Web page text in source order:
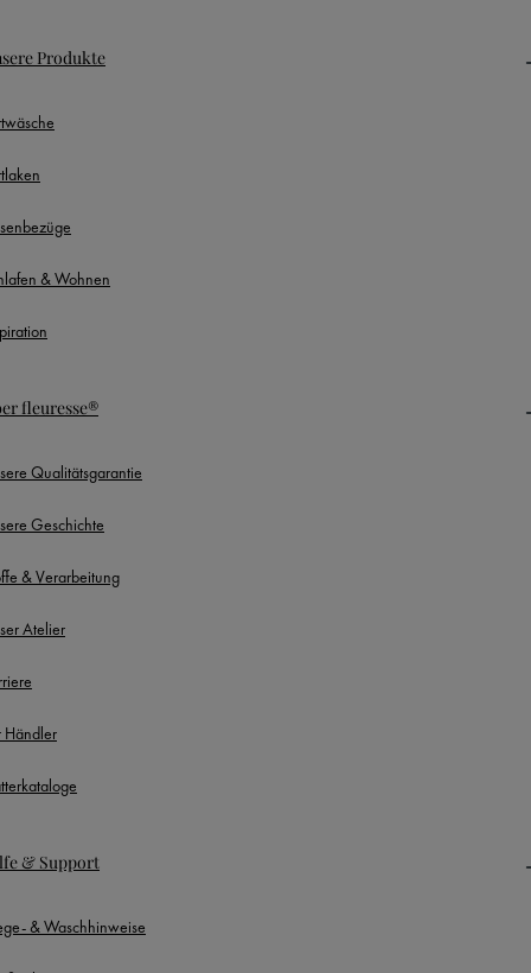
Produkte
& Wohnen
fleuresse®
Qualitätsgarantie
Geschichte
& Verarbeitung
Atelier
Händler
& Support
& Waschhinweise